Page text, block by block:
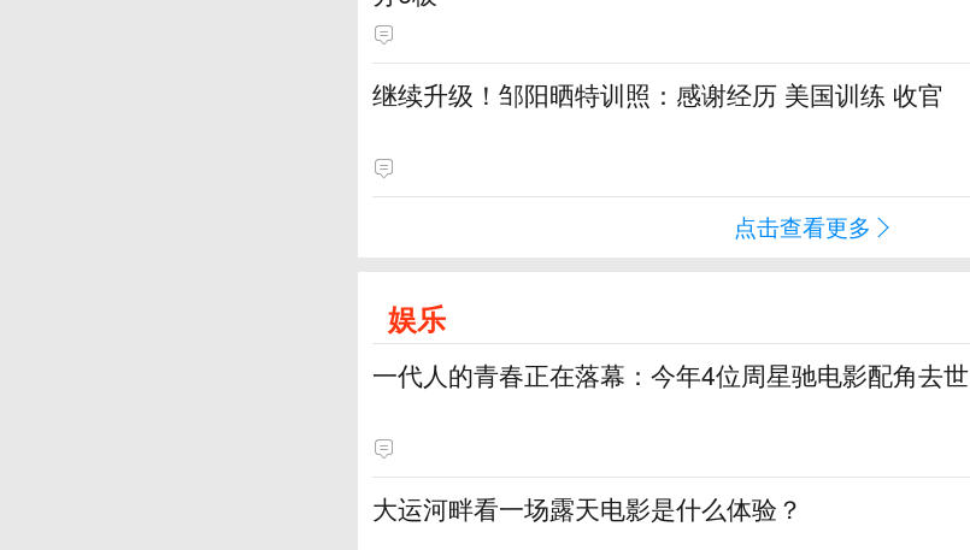
继续升级！邹阳晒特训照：感谢经历 美国训练 收官
点击查看更多
娱乐
一代人的青春正在落幕：今年4位周星驰电影配角去世
大运河畔看一场露天电影是什么体验？